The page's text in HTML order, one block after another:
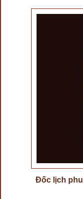
Đốc lịch